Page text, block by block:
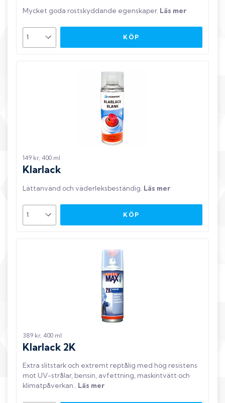
Mycket goda rostskyddande egenskaper. Läs mer
KÖP
149 kr, 400 ml
Klarlack
Lättanvänd och väderleksbeständig Läs mer
KÖP
389 kr, 400 ml
Klarlack 2K
Extra slitstark och extremt reptålig med hög resistens
mot UV-strålar, bensin, avfettning, maskintvätt och
klimatpåverkan.. Läs mer